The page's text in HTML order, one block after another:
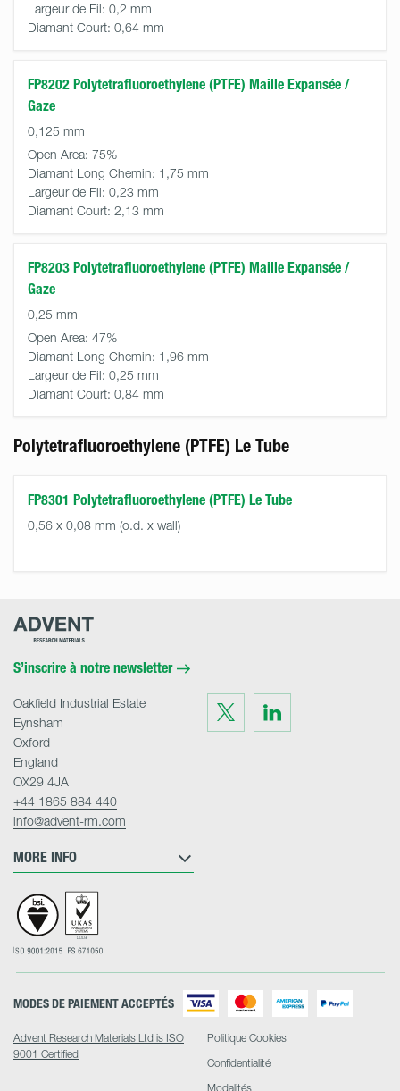
Largeur de Fil: 0,2 mm
Diamant Court: 0,64 mm
FP8202 Polytetrafluoroethylene (PTFE) Maille Expansée /
Gaze
0,125 mm
Open Area: 75%
Diamant Long Chemin: 1,75 mm
Largeur de Fil: 0,23 mm
Diamant Court: 2,13 mm
FP8203 Polytetrafluoroethylene (PTFE) Maille Expansée /
Gaze
0,25 mm
Open Area: 47%
Diamant Long Chemin: 1,96 mm
Largeur de Fil: 0,25 mm
Diamant Court: 0,84 mm
Polytetrafluoroethylene (PTFE) Le Tube
FP8301 Polytetrafluoroethylene (PTFE) Le Tube
0,56 x 0,08 mm (o.d. x wall)
-
Advent
S’inscrire à notre newsletter
Visit
us
on
Twitter
Visit
on
LinkedIn
MORE INFO
Oakfield Industrial Estate
Eynsham
Oxford
England
OX29 4JA
+44 1865 884 440
info@advent-rm.com
Advent Research Materials Ltd is ISO
9001 Certified
MODES DE PAIEMENT ACCEPTÉS
Politique Cookies
Confidentialité
Modalités